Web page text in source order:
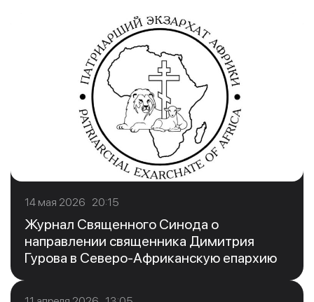
14 мая 2026 20:15
Журнал Священного Синода о
направлении священника Димитрия
Гурова в Северо-Африканскую епархию